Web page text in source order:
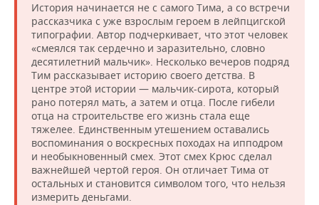
История начинается не с самого Тима, а со встречи
рассказчика с уже взрослым героем в лейпцигской
типографии. Автор подчеркивает, что этот человек
«смеялся так сердечно и заразительно, словно
десятилетний мальчик». Несколько вечеров подряд
Тим рассказывает историю своего детства. В
центре этой истории — мальчик-сирота, который
рано потерял мать, а затем и отца. После гибели
отца на строительстве его жизнь стала еще
тяжелее. Единственным утешением оставались
воспоминания о воскресных походах на ипподром
и необыкновенный смех. Этот смех Крюс сделал
важнейшей чертой героя. Он отличает Тима от
остальных и становится символом того, что нельзя
измерить деньгами.